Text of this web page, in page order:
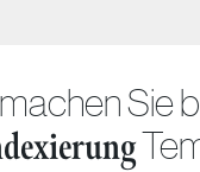
Sie